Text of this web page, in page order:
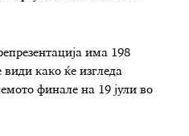
има 198
види како ќе изгледа
финале на 19 јули во